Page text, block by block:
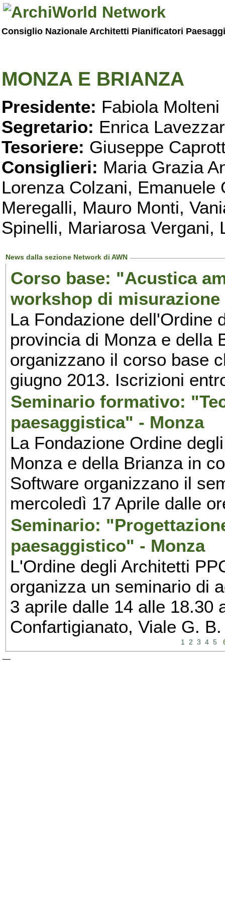
Consiglio Nazionale Architetti Pianificatori
MONZA E BRIANZA
Presidente: Fabiola Molteni
Segretario: Enrica
Tesoriere: Giuseppe
Consiglieri: Maria Grazia
Lorenza Colzani, Emanuele
Meregalli, Mauro Monti,
Spinelli, Mariarosa Vergani,
News dalla sezione Network di AWN
Corso base: "Acustica
workshop di
La Fondazione dell'Ordine
provincia di Monza e della
organizzano il corso base
giugno 2013. Iscrizioni
Seminario formativo:
paesaggistica" - Monza
La Fondazione Ordine
Monza e della Brianza in
Software organizzano il
mercoledì 17 Aprile dalle
Seminario:
paesaggistico" - Monza
L'Ordine degli Architetti
organizza un seminario di
3 aprile dalle 14 alle 18.30
Confartigianato, Viale G.
1 2 3 4 5